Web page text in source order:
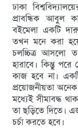
ঢাকা
প্রাবন্ধিক আবুল
বইমেলা একটি
তখন মনে করা
চলচ্চিত্র আসলো
হারাবে। কিন্তু
কাজ হবে না।
প্রয়োজনীয়তা
মধ্যেই সীমাবদ্ধ
তা ছড়িতে দিতে।
চর্চা করতে হবে।